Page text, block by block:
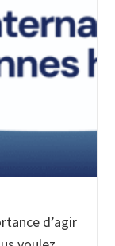
d’agir